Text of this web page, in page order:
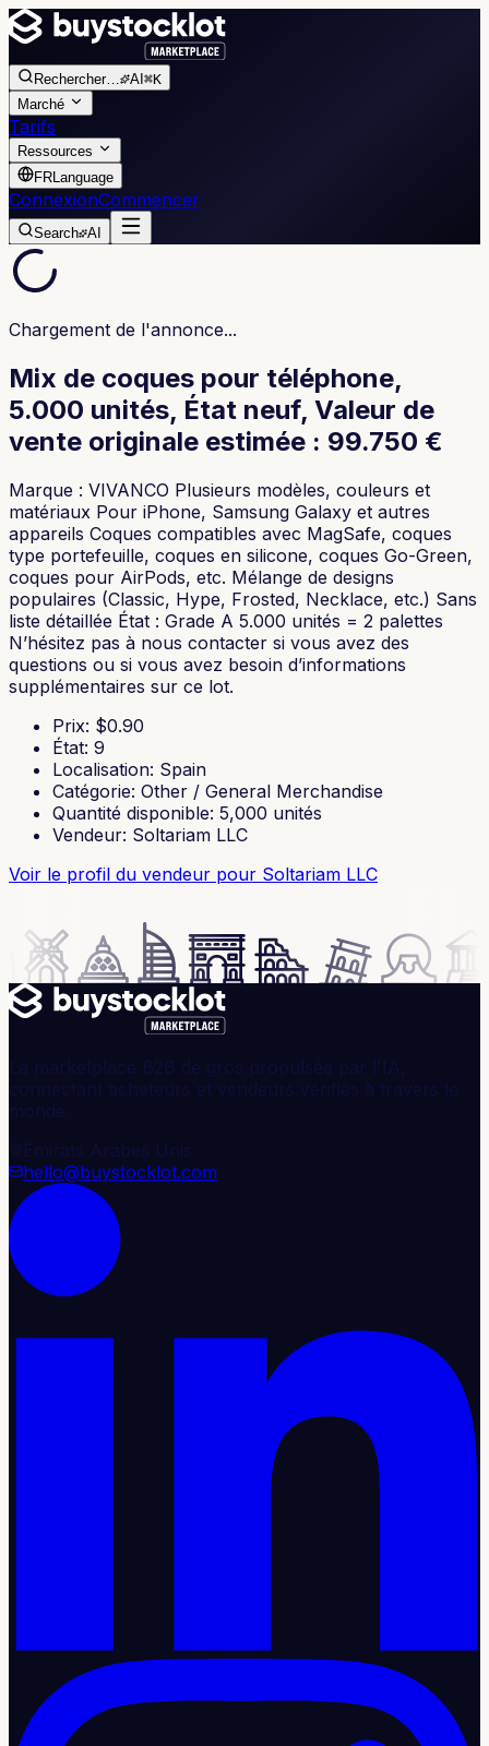
Rechercher… AI ⌘K
Marché
Tarifs
Ressources
FRLanguage
ConnexionCommencer
Search AI
Chargement de l'annonce...
Mix de coques pour téléphone,
5.000 unités, État neuf, Valeur de
vente originale estimée : 99.750 €
Marque : VIVANCO Plusieurs modèles, couleurs et
matériaux Pour iPhone, Samsung Galaxy et autres
appareils Coques compatibles avec MagSafe, coques
type portefeuille, coques en silicone, coques Go-Green,
coques pour AirPods, etc. Mélange de designs
populaires (Classic, Hype, Frosted, Necklace, etc.) Sans
liste détaillée État : Grade A 5.000 unités = 2 palettes
N’hésitez pas à nous contacter si vous avez des
questions ou si vous avez besoin d’informations
supplémentaires sur ce lot.
Prix: $0.90
État: 9
Localisation: Spain
Catégorie: Other / General Merchandise
Quantité disponible: 5,000 unités
Vendeur: Soltariam LLC
Voir le profil du vendeur pour Soltariam LLC
La marketplace B2B de gros propulsée par l'IA,
connectant acheteurs et vendeurs vérifiés à travers le
monde.
Émirats Arabes Unis
hello@buystocklot.com